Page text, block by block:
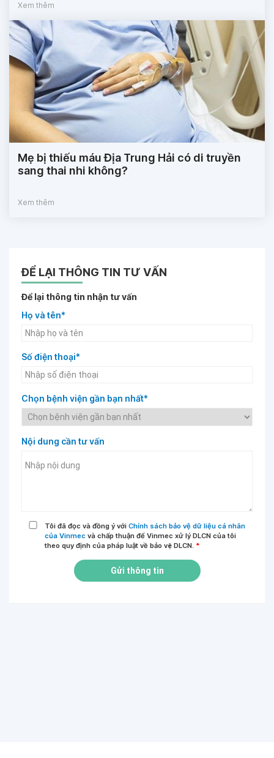
Xem thêm
Mẹ bị thiếu máu Địa Trung Hải có di truyền
sang thai nhi không?
Xem thêm
ĐỂ LẠI THÔNG TIN TƯ VẤN
Để lại thông tin nhận tư vấn
Họ và tên*
Số điện thoại*
Chọn bệnh viện gần bạn nhất*
Nội dung cần tư vấn
Tôi đã đọc và đồng ý với Chính sách bảo vệ dữ liệu cá nhân
của Vinmec và chấp thuận để Vinmec xử lý DLCN của tôi
theo quy định của pháp luật về bảo vệ DLCN. *
Gửi thông tin